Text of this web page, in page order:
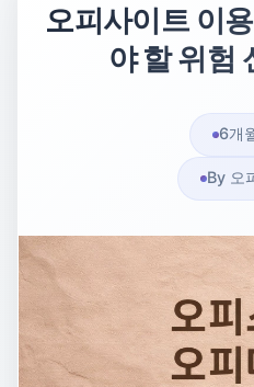
오피사이트 이
야 할 위험
6개
By 오